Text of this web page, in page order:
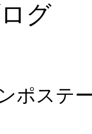
グ
ポステ